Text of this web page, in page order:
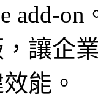
add-
讓企
能。